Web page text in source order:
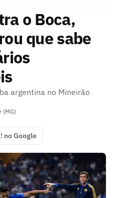
o Boca,
que sabe
argentina no Mineirão
(MG)
no Google